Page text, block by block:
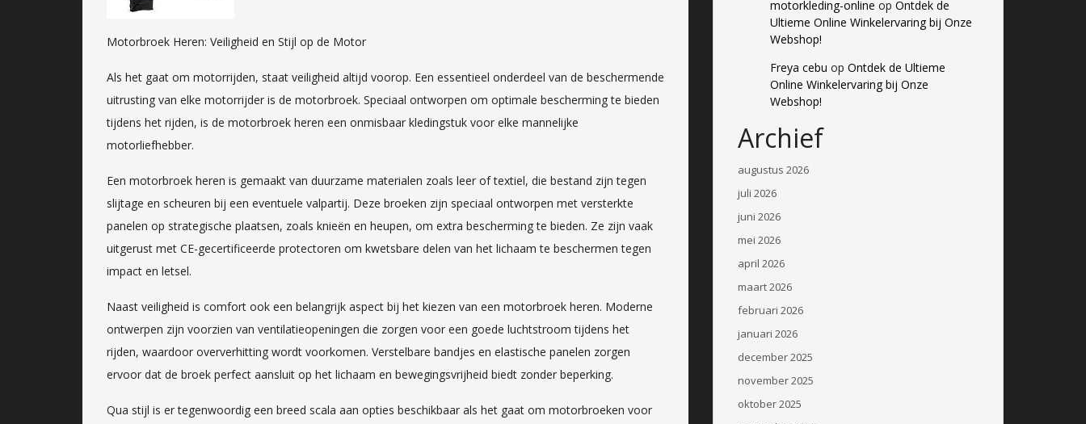
Motorbroek Heren: Veiligheid en Stijl op de Motor
Als het gaat om motorrijden, staat veiligheid altijd voorop. Een essentieel onderdeel van de beschermende
uitrusting van elke motorrijder is de motorbroek. Speciaal ontworpen om optimale bescherming te bieden
tijdens het rijden, is de motorbroek heren een onmisbaar kledingstuk voor elke mannelijke
motorliefhebber.
Een motorbroek heren is gemaakt van duurzame materialen zoals leer of textiel, die bestand zijn tegen
slijtage en scheuren bij een eventuele valpartij. Deze broeken zijn speciaal ontworpen met versterkte
panelen op strategische plaatsen, zoals knieën en heupen, om extra bescherming te bieden. Ze zijn vaak
uitgerust met CE-gecertificeerde protectoren om kwetsbare delen van het lichaam te beschermen tegen
impact en letsel.
Naast veiligheid is comfort ook een belangrijk aspect bij het kiezen van een motorbroek heren. Moderne
ontwerpen zijn voorzien van ventilatieopeningen die zorgen voor een goede luchtstroom tijdens het
rijden, waardoor oververhitting wordt voorkomen. Verstelbare bandjes en elastische panelen zorgen
ervoor dat de broek perfect aansluit op het lichaam en bewegingsvrijheid biedt zonder beperking.
Qua stijl is er tegenwoordig een breed scala aan opties beschikbaar als het gaat om motorbroeken voor
motorkleding-online op Ontdek de
Ultieme Online Winkelervaring bij Onze
Webshop!
Freya cebu op Ontdek de Ultieme
Online Winkelervaring bij Onze
Webshop!
Archief
augustus 2026
juli 2026
juni 2026
mei 2026
april 2026
maart 2026
februari 2026
januari 2026
december 2025
november 2025
oktober 2025